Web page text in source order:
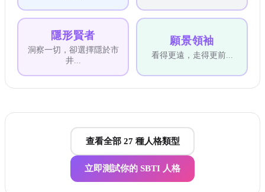
隱形賢者
洞察一切，卻選擇隱於市
井...
願景領袖
看得更遠，走得更前...
查看全部 27 種人格類型
立即測試你的 SBTI 人格